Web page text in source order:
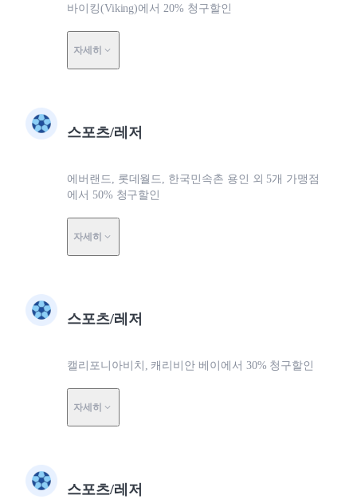
바이킹(Viking)에서 20% 청구할인
자세히
스포츠/레저
에버랜드, 롯데월드, 한국민속촌 용인 외 5개 가맹점
에서 50% 청구할인
자세히
스포츠/레저
캘리포니아비치, 캐리비안 베이에서 30% 청구할인
자세히
스포츠/레저